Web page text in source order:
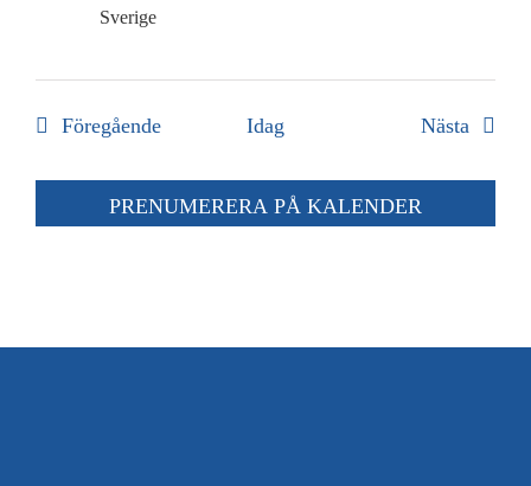
Sverige
FöregåendeEvenemangIdag Nästa
PRENUMERERA PÅ KALENDER